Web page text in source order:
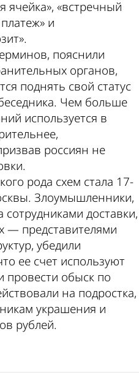
ячейка», «встречный
и
пояснили
органов,
поднять свой статус
Чем больше
используется в
россиян не
рода схем стала 17-
Злоумышленники,
доставки,
— представителями
убедили
ее счет используют
провести обыск по
на подростка,
украшения и
рублей.